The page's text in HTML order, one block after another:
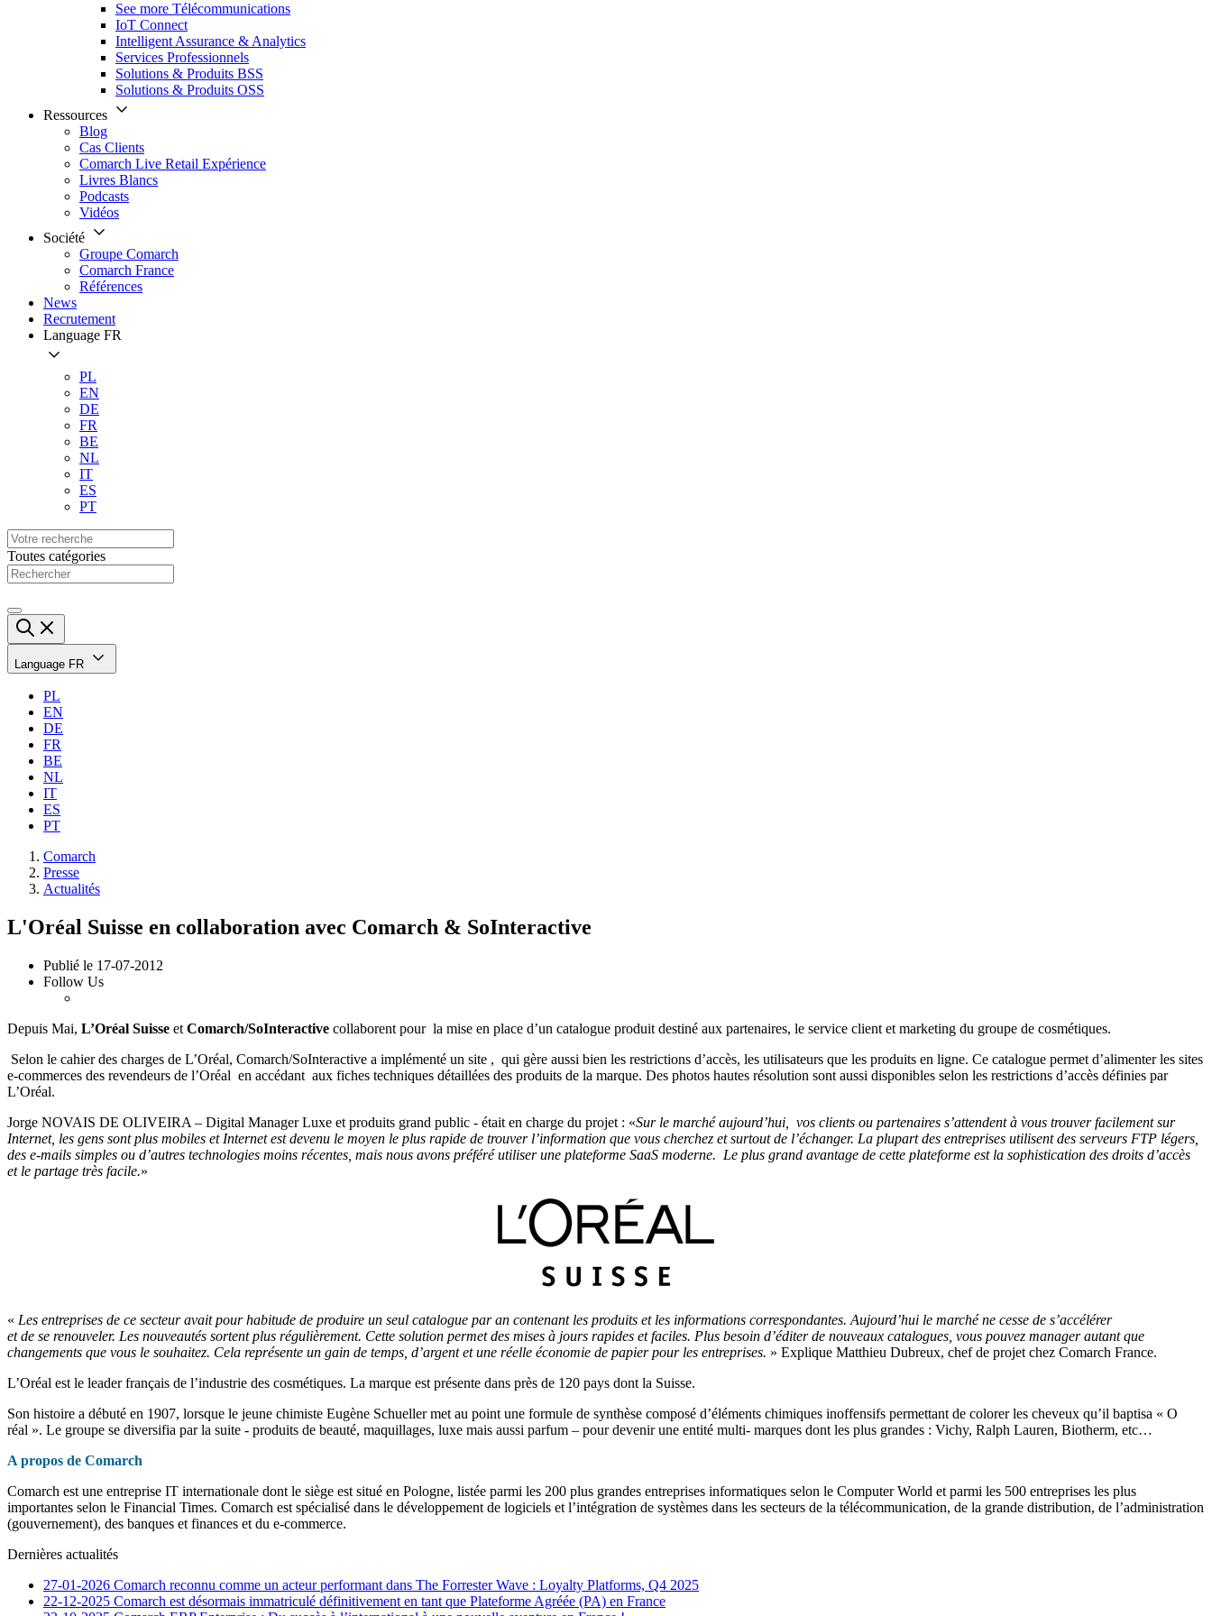
See more Télécommunications
IoT Connect
Intelligent Assurance & Analytics
Services Professionnels
Solutions & Produits BSS
Solutions & Produits OSS
Ressources
Blog
Cas Clients
Comarch Live Retail Expérience
Livres Blancs
Podcasts
Vidéos
Société
Groupe Comarch
Comarch France
Références
News
Recrutement
Language FR
PL
EN
DE
FR
BE
NL
IT
ES
PT
Toutes catégories
Language FR
PL
EN
DE
FR
BE
NL
IT
ES
PT
Comarch
Presse
Actualités
L'Oréal Suisse en collaboration avec Comarch & SoInteractive
Publié le 17-07-2012
Follow Us
Depuis Mai, L’Oréal Suisse et Comarch/SoInteractive collaborent pour la mise en place d’un catalogue produit destiné aux partenaires, le service client et marketing du groupe de cosmétiques.
Selon le cahier des charges de L’Oréal, Comarch/SoInteractive a implémenté un site , qui gère aussi bien les restrictions d’accès, les utilisateurs que les produits en ligne. Ce catalogue permet d’alimenter les sites
e-commerces des revendeurs de l’Oréal en accédant aux fiches techniques détaillées des produits de la marque. Des photos hautes résolution sont aussi disponibles selon les restrictions d’accès définies par
L’Oréal.
Jorge NOVAIS DE OLIVEIRA – Digital Manager Luxe et produits grand public - était en charge du projet : «Sur le marché aujourd’hui, vos clients ou partenaires s’attendent à vous trouver facilement sur
Internet, les gens sont plus mobiles et Internet est devenu le moyen le plus rapide de trouver l’information que vous cherchez et surtout de l’échanger. La plupart des entreprises utilisent des serveurs FTP légers,
des e-mails simples ou d’autres technologies moins récentes, mais nous avons préféré utiliser une plateforme SaaS moderne. Le plus grand avantage de cette plateforme est la sophistication des droits d’accès
et le partage très facile.»
« Les entreprises de ce secteur avait pour habitude de produire un seul catalogue par an contenant les produits et les informations correspondantes. Aujourd’hui le marché ne cesse de s’accélérer
et de se renouveler. Les nouveautés sortent plus régulièrement. Cette solution permet des mises à jours rapides et faciles. Plus besoin d’éditer de nouveaux catalogues, vous pouvez manager autant que
changements que vous le souhaitez. Cela représente un gain de temps, d’argent et une réelle économie de papier pour les entreprises. » Explique Matthieu Dubreux, chef de projet chez Comarch France.
L’Oréal est le leader français de l’industrie des cosmétiques. La marque est présente dans près de 120 pays dont la Suisse.
Son histoire a débuté en 1907, lorsque le jeune chimiste Eugène Schueller met au point une formule de synthèse composé d’éléments chimiques inoffensifs permettant de colorer les cheveux qu’il baptisa « O
réal ». Le groupe se diversifia par la suite - produits de beauté, maquillages, luxe mais aussi parfum – pour devenir une entité multi- marques dont les plus grandes : Vichy, Ralph Lauren, Biotherm, etc…
A propos de Comarch
Comarch est une entreprise IT internationale dont le siège est situé en Pologne, listée parmi les 200 plus grandes entreprises informatiques selon le Computer World et parmi les 500 entreprises les plus
importantes selon le Financial Times. Comarch est spécialisé dans le développement de logiciels et l’intégration de systèmes dans les secteurs de la télécommunication, de la grande distribution, de l’administration
(gouvernement), des banques et finances et du e-commerce.
Dernières actualités
27-01-2026 Comarch reconnu comme un acteur performant dans The Forrester Wave : Loyalty Platforms, Q4 2025
22-12-2025 Comarch est désormais immatriculé définitivement en tant que Plateforme Agréée (PA) en France